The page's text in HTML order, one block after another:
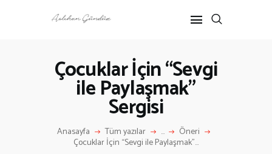
Çocuklar İçin “Sevgi
ile Paylaşmak”
Sergisi
Anasayfa Tüm yazılar ... Öneri
Çocuklar İçin “Sevgi ile Paylaşmak”...
ANASAYFA
RÖPORTAJ
ANNE-ÇOCUK
KÜLTÜR SANAT